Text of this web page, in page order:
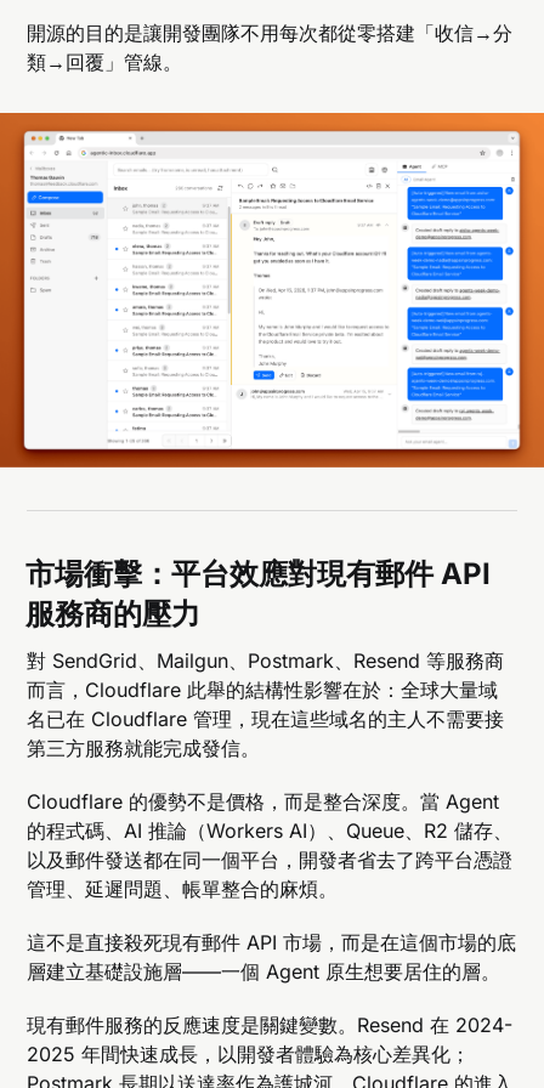
開源的目的是讓開發團隊不用每次都從零搭建「收信→分
類→回覆」管線。
市場衝擊：平台效應對現有郵件 API
服務商的壓力
對 SendGrid、Mailgun、Postmark、Resend 等服務商
而言，Cloudflare 此舉的結構性影響在於：全球大量域
名已在 Cloudflare 管理，現在這些域名的主人不需要接
第三方服務就能完成發信。
Cloudflare 的優勢不是價格，而是整合深度。當 Agent
的程式碼、AI 推論（Workers AI）、Queue、R2 儲存、
以及郵件發送都在同一個平台，開發者省去了跨平台憑證
管理、延遲問題、帳單整合的麻煩。
這不是直接殺死現有郵件 API 市場，而是在這個市場的底
層建立基礎設施層——一個 Agent 原生想要居住的層。
現有郵件服務的反應速度是關鍵變數。Resend 在 2024-
2025 年間快速成長，以開發者體驗為核心差異化；
Postmark 長期以送達率作為護城河。Cloudflare 的進入